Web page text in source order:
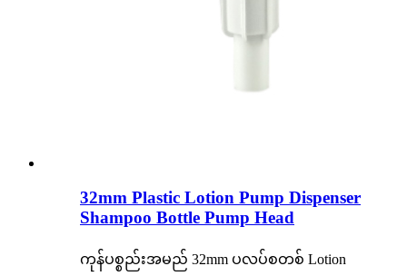
32mm Plastic Lotion Pump Dispenser
Shampoo Bottle Pump Head
ကုန်ပစ္စည်းအမည် 32mm ပလပ်စတစ် Lotion